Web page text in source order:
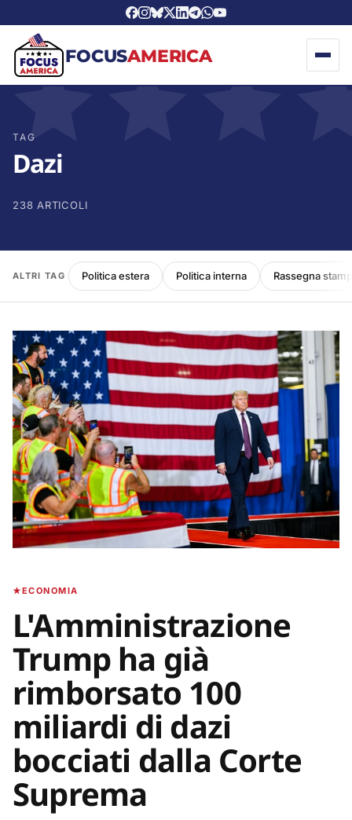
FOCUSAMERICA
TAG
Dazi
238 ARTICOLI
ALTRI TAG Politica estera Politica interna Rassegna
ECONOMIA
L'Amministrazione
Trump ha già
rimborsato 100
miliardi di dazi
bocciati dalla Corte
Suprema